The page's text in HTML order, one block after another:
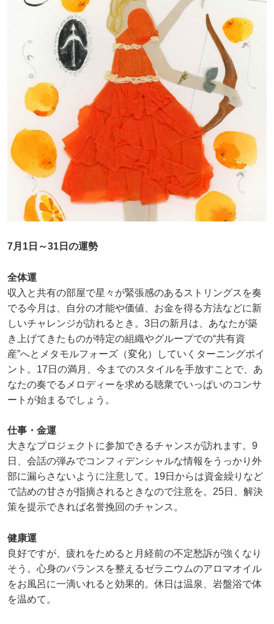
7月1日～31日の運勢
全体運
収入と共有の部屋で星々が緊張感のあるストリングスを奏
でる今月は、自分の才能や価値、お金を得る方法などに新
しいチャレンジが訪れるとき。3日の新月は、あなたが築
き上げてきたものが特定の組織やグループでの“共有資
産”へとメタモルフォーズ（変化）していくターニングポイ
ント。17日の満月、今までのスタイルを手放すことで、あ
なたの奏でるメロディーを求める聴衆でいっぱいのコンサ
ートが始まるでしょう。
仕事・金運
大きなプロジェクトに参加できるチャンスが訪れます。9
日、会話の弾みでコンフィデンシャルな情報をうっかり外
部に漏らさないように注意して。19日からは資金繰りなど
で詰めの甘さが指摘されるときなので注意を。25日、解決
策を提示できれば名誉挽回のチャンス。
健康運
良好ですが、疲れをためると月経前の不定愁訴が強くなり
そう。心身のバランスを整えるゼラニウムのアロマオイル
をお風呂に一滴いれると効果的。休日は温泉、岩盤浴で体
を温めて。